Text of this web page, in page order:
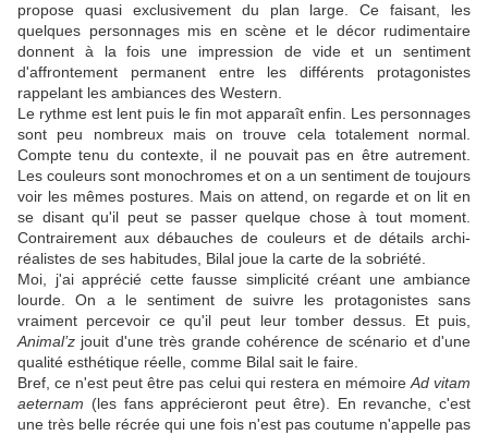
propose quasi exclusivement du plan large. Ce faisant, les
quelques personnages mis en scène et le décor rudimentaire
donnent à la fois une impression de vide et un sentiment
d'affrontement permanent entre les différents protagonistes
rappelant les ambiances des Western.
Le rythme est lent puis le fin mot apparaît enfin.
Les personnages
sont peu nombreux mais on trouve cela totalement normal.
Compte tenu du contexte, il ne pouvait pas en être autrement.
Les couleurs sont monochromes et on a un sentiment de toujours
voir les mêmes postures. Mais on attend, on regarde et on lit en
se disant qu'il peut se passer quelque chose à tout moment.
Contrairement aux débauches de couleurs et de détails archi-
réalistes de ses habitudes, Bilal joue la carte de la sobriété.
Moi, j'ai apprécié cette fausse simplicité créant une ambiance
lourde. On a le sentiment de suivre les protagonistes sans
vraiment percevoir ce qu'il peut leur tomber dessus. Et puis,
Animal’z jouit d'une très grande cohérence de scénario et d'une
qualité esthétique réelle, comme Bilal sait le faire.
Bref, ce n'est peut être pas celui qui restera en mémoire Ad vitam
aeternam (les fans apprécieront peut être). En revanche, c'est
une très belle récrée qui une fois n'est pas coutume n'appelle pas